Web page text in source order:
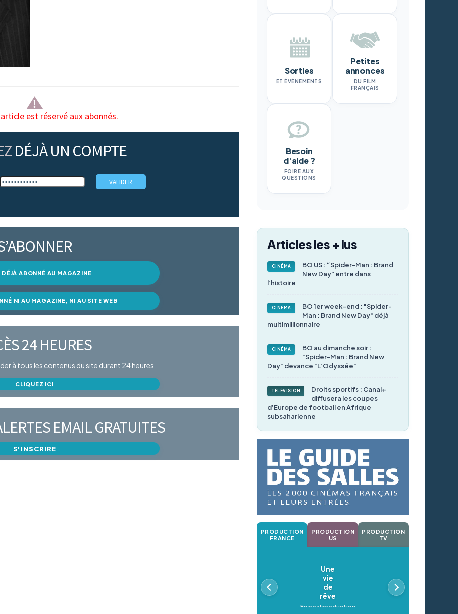
article est réservé aux abonnés.
DÉJÀ UN COMPTE
DÉJÀ ABONNÉ AU MAGAZINE
NI AU MAGAZINE, NI AU SITE WEB
24 HEURES
à tous les contenus du site durant 24 heures
CLIQUEZ ICI
EMAIL GRATUITES
S'INSCRIRE
Sorties
ET ÉVÉNEMENTS
Petites
annonces
DU FILM
FRANÇAIS
Besoin
d'aide ?
FOIRE AUX
QUESTIONS
Articles les + lus
CINÉMA
BO US : “Spider-Man : Brand
New Day” entre dans
l’histoire
CINÉMA
BO 1er week-end : "Spider-
Man : Brand New Day" déjà
multimillionnaire
CINÉMA
BO au dimanche soir :
"Spider-Man : Brand New
Day" devance "L’Odyssée"
TÉLÉVISION
Droits sportifs : Canal+
diffusera les coupes
d’Europe de football en Afrique
subsaharienne
PRODUCTION
FRANCE
PRODUCTION
US
PRODUCTION
TV
Une
vie
de
rêve
En postproduction